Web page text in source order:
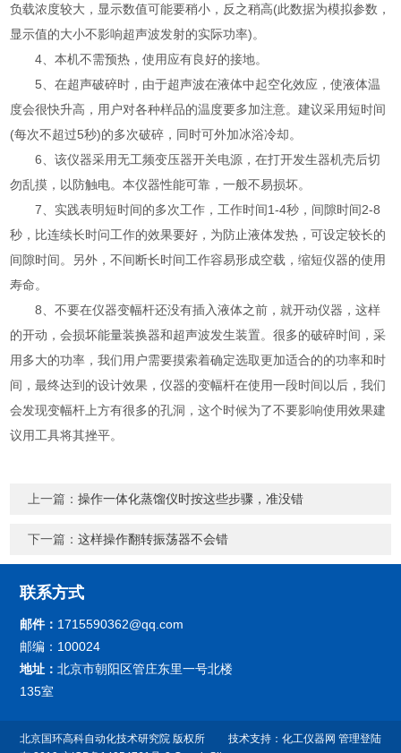
负载浓度较大，显示数值可能要稍小，反之稍高(此数据为模拟参数，
显示值的大小不影响超声波发射的实际功率)。
4、本机不需预热，使用应有良好的接地。
5、在超声破碎时，由于超声波在液体中起空化效应，使液体温
度会很快升高，用户对各种样品的温度要多加注意。建议采用短时间
(每次不超过5秒)的多次破碎，同时可外加冰浴冷却。
6、该仪器采用无工频变压器开关电源，在打开发生器机壳后切
勿乱摸，以防触电。本仪器性能可靠，一般不易损坏。
7、实践表明短时间的多次工作，工作时间1-4秒，间隙时间2-8
秒，比连续长时问工作的效果要好，为防止液体发热，可设定较长的
间隙时间。另外，不间断长时间工作容易形成空载，缩短仪器的使用
寿命。‍
8、不要在仪器变幅杆还没有插入液体之前，就开动仪器，这样
的开动，会损坏能量装换器和超声波发生装置。很多的破碎时间，采
用多大的功率，我们用户需要摸索着确定选取更加适合的的功率和时
间，最终达到的设计效果，仪器的变幅杆在使用一段时间以后，我们
会发现变幅杆上方有很多的孔洞，这个时候为了不要影响使用效果建
议用工具将其挫平。
上一篇：操作一体化蒸馏仪时按这些步骤，准没错
下一篇：这样操作翻转振荡器不会错
联系方式
邮件： 1715590362@qq.com
邮编：100024
地址：北京市朝阳区管庄东里一号北楼
135室
技术支持： 化工仪器网 管理登陆
北京国环高科自动化技术研究院 版权所